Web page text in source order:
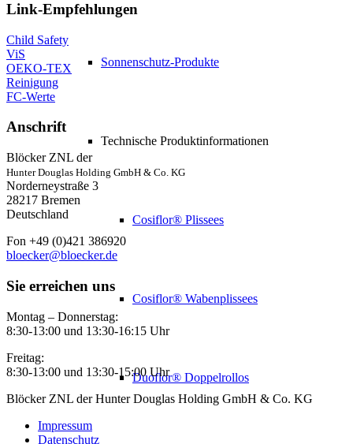
Sonnenschutz-Produkte
Technische Produktinformationen
Cosiflor® Plissees
Cosiflor® Wabenplissees
Duoflor® Doppelrollos
Link-Empfehlungen
Child Safety
ViS
OEKO-TEX
Reinigung
FC-Werte
Anschrift
Blöcker ZNL der
Hunter Douglas Holding GmbH & Co. KG
Norderneystraße 3
28217 Bremen
Deutschland
Fon +49 (0)421 386920
bloecker@bloecker.de
Sie erreichen uns
Montag – Donnerstag:
8:30-13:00 und 13:30-16:15 Uhr
Freitag:
8:30-13:00 und 13:30-15:00 Uhr
Blöcker ZNL der Hunter Douglas Holding GmbH & Co. KG
Impressum
Datenschutz